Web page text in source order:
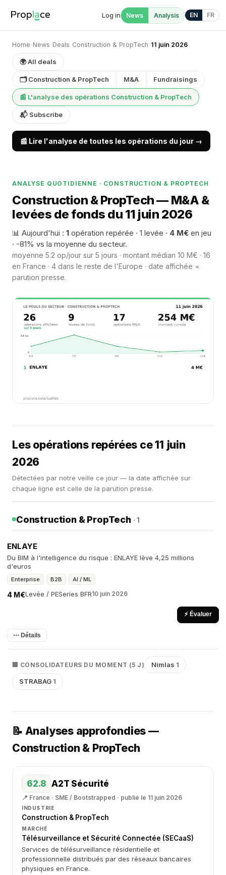
Log in News Analysis EN FR
Home› News› Deals› Construction & PropTech› 11 juin 2026
🌍 All deals
🗂 Construction & PropTech M&A Fundraisings
📰 L'analyse des opérations Construction & PropTech
📬 Subscribe
📰 Lire l'analyse de toutes les opérations du jour →
ANALYSE QUOTIDIENNE · CONSTRUCTION & PROPTECH
Construction & PropTech — M&A &
levées de fonds du 11 juin 2026
📊 Aujourd'hui : 1 opération repérée · 1 levée · 4 M€ en jeu
· -81% vs la moyenne du secteur.
moyenne 5.2 op/jour sur 5 jours · montant médian 10 M€ · 16
en France · 4 dans le reste de l'Europe · date affichée =
parution presse.
Les opérations repérées ce 11 juin
2026
Détectées par notre veille ce jour — la date affichée sur
chaque ligne est celle de la parution presse.
Construction & PropTech · 1
ENLAYE
Du BIM à l'intelligence du risque : ENLAYE lève 4,25 millions
d'euros
Enterprise B2B AI / ML
Levée / PE
4 M€ Series BFR10 juin 2026
⚡ Évaluer
⋯ Détails
🏢 CONSOLIDATEURS DU MOMENT (5 J) Nimlas 1
STRABAG 1
📝 Analyses approfondies —
Construction & PropTech
62.8 A2T Sécurité
📍 France · SME / Bootstrapped · publié le 11 juin 2026
INDUSTRIE
Construction & PropTech
MARCHÉ
Télésurveillance et Sécurité Connectée (SECaaS)
Services de télésurveillance résidentielle et
professionnelle distribués par des réseaux bancaires
physiques en France.